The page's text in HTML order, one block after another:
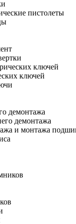
пистолеты
ключей
ключей
демонтажа
демонтажа
и монтажа